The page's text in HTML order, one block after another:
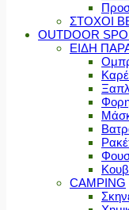
ΣΤΟΧΟΙ
OUTDOOR
ΕΙΔΗ
CAMPING